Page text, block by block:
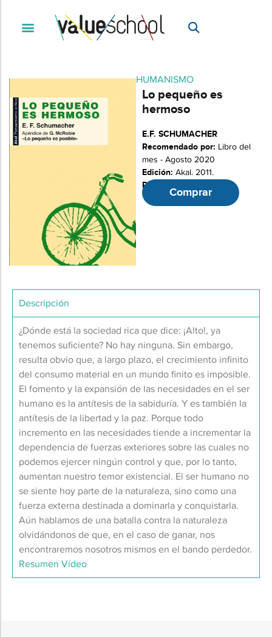
HUMANISMO
Lo pequeño es
hermoso
E.F. SCHUMACHER
Recomendado por: Libro del
mes - Agosto 2020
Edición: Akal. 2011.
Páginas:Comprar
Descripción
¿Dónde está la sociedad rica que dice: ¡Alto!, ya
tenemos suficiente? No hay ninguna. Sin embargo,
resulta obvio que, a largo plazo, el crecimiento infinito
del consumo material en un mundo finito es imposible.
El fomento y la expansión de las necesidades en el ser
humano es la antítesis de la sabiduría. Y es también la
antítesis de la libertad y la paz. Porque todo
incremento en las necesidades tiende a incrementar la
dependencia de fuerzas exteriores sobre las cuales no
podemos ejercer ningún control y que, por lo tanto,
aumentan nuestro temor existencial. El ser humano no
se siente hoy parte de la naturaleza, sino como una
fuerza externa destinada a dominarla y conquistarla.
Aún hablamos de una batalla contra la naturaleza
olvidándonos de que, en el caso de ganar, nos
encontraremos nosotros mismos en el bando perdedor.
Resumen Vídeo